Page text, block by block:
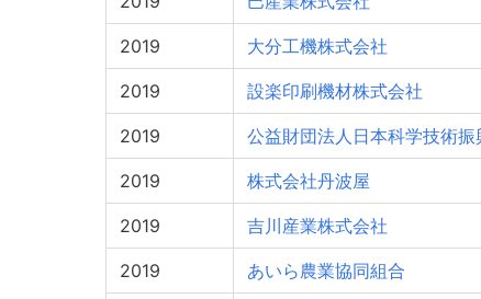
2019 大分工機株式会社
2019 設楽印刷機材株式会社
2019 公益財団法人日本科学技術振
2019 株式会社丹波屋
2019 吉川産業株式会社
2019 あいら農業協同組合